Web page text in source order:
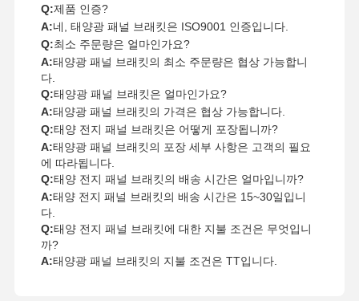
태양광 장착 용품
태양광 장착 채널
태양광 지붕 통로
Q:제품 인증?
A:네, 태양광 패널 브래킷은 ISO9001 인증입니다.
Q:최소 주문량은 얼마인가요?
A:태양광 패널 브래킷의 최소 주문량은 협상 가능합니
다.
Q:태양광 패널 브래킷은 얼마인가요?
A:태양광 패널 브래킷의 가격은 협상 가능합니다.
Q:태양 전지 패널 브래킷은 어떻게 포장됩니까?
A:태양광 패널 브래킷의 포장 세부 사항은 고객의 필요
에 따라됩니다.
Q:태양 전지 패널 브래킷의 배송 시간은 얼마입니까?
A:태양 전지 패널 브래킷의 배송 시간은 15~30일입니
다.
Q:태양 전지 패널 브래킷에 대한 지불 조건은 무엇입니
까?
A:태양광 패널 브래킷의 지불 조건은 TT입니다.